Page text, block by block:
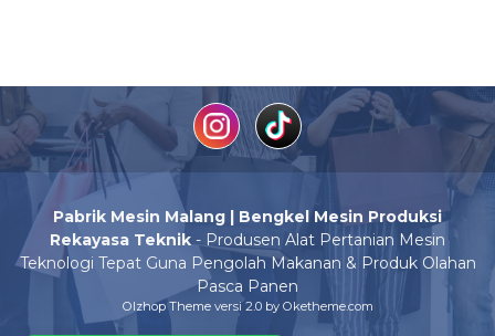
Pabrik Mesin Malang | Bengkel Mesin Produksi
Rekayasa Teknik- Produsen Alat Pertanian Mesin
Teknologi Tepat Guna Pengolah Makanan & Produk Olahan
Pasca Panen
Olzhop Themeversi 2.0 by Oketheme.com